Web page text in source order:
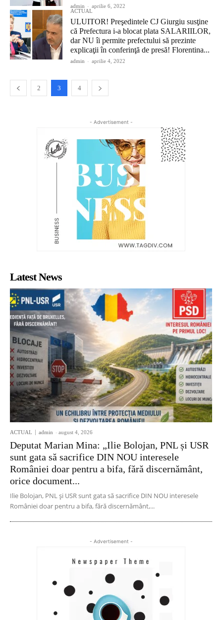
admin - aprilie 6, 2022
ACTUAL
ULUITOR! Preşedintele CJ Giurgiu susţine
că Prefectura i-a blocat plata SALARIILOR,
dar NU îi permite prefectului să prezinte
explicaţii în conferinţă de presă! Florentina...
admin - aprilie 4, 2022
2 3 4
- Advertisement -
Latest News
ACTUAL admin - august 4, 2026
Deputat Marian Mina: „Ilie Bolojan, PNL și USR
sunt gata să sacrifice DIN NOU interesele
României doar pentru a bifa, fără discernământ,
orice document...
Ilie Bolojan, PNL și USR sunt gata să sacrifice DIN NOU interesele
României doar pentru a bifa, fără discernământ,...
- Advertisement -